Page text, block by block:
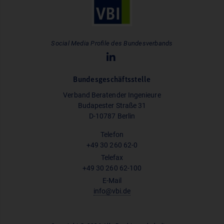
Social Media Profile des Bundesverbands
Bundesgeschäftsstelle
Verband Beratender Ingenieure
Budapester Straße 31
D-10787 Berlin
Telefon
+49 30 260 62-0
Telefax
+49 30 260 62-100
E-Mail
info@vbi.de